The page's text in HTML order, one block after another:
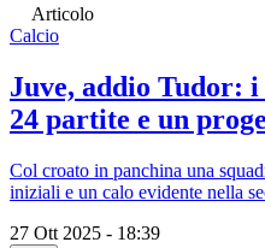
Articolo
Calcio
Juve, addio Tudor:
24 partite e un
Col croato in panchina una
iniziali e un calo evidente nella
27 Ott 2025 - 18:39